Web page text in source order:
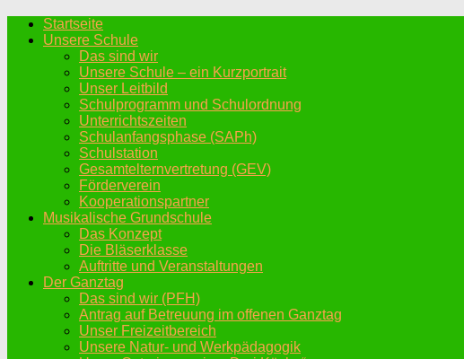
Startseite
Unsere Schule
Das sind wir
Unsere Schule – ein Kurzportrait
Unser Leitbild
Schulprogramm und Schulordnung
Unterrichtszeiten
Schulanfangsphase (SAPh)
Schulstation
Gesamtelternvertretung (GEV)
Förderverein
Kooperationspartner
Musikalische Grundschule
Das Konzept
Die Bläserklasse
Auftritte und Veranstaltungen
Der Ganztag
Das sind wir (PFH)
Antrag auf Betreuung im offenen Ganztag
Unser Freizeitbereich
Unsere Natur- und Werkpädagogik